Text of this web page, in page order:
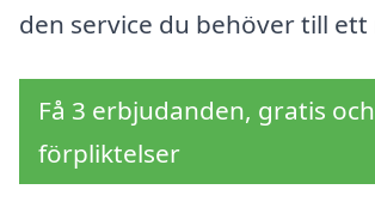
den service du behöver till
Få 3 erbjudanden, gratis
förpliktelser